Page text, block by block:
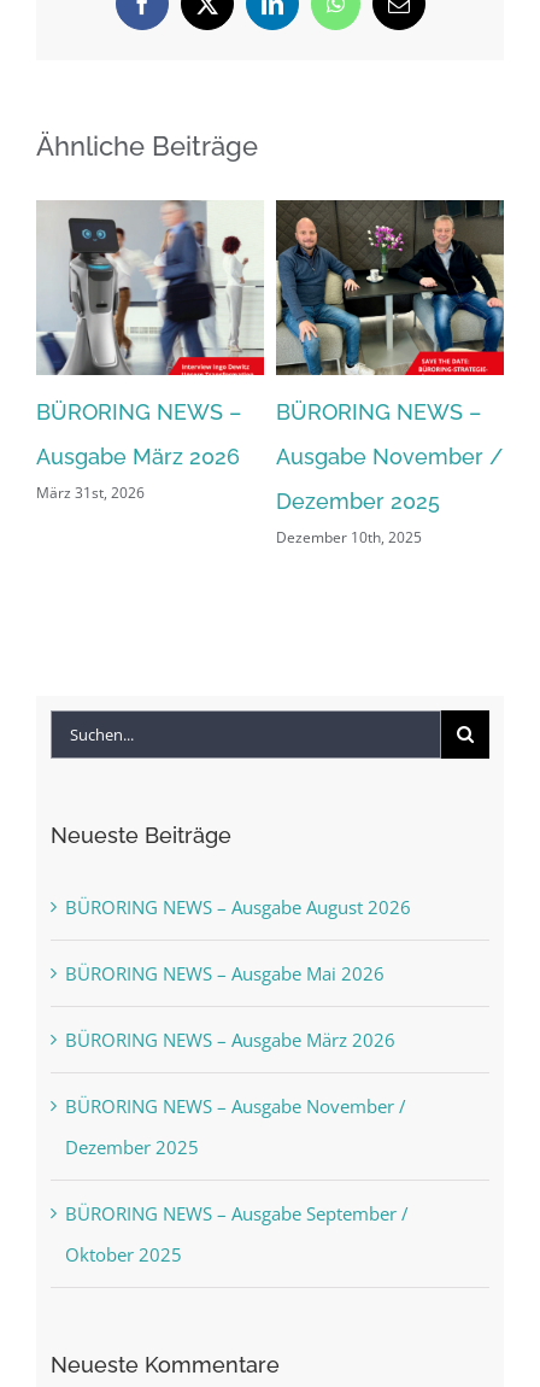
Facebook
X LinkedInWhatsApp
E-
Mail
Ähnliche Beiträge
BÜRORING NEWS –
Ausgabe März 2026
März 31st, 2026
BÜRORING NEWS –
Ausgabe November /
Dezember 2025
Dezember 10th, 2025
Suche
Neueste Beiträge
BÜRORING NEWS – Ausgabe August 2026
BÜRORING NEWS – Ausgabe Mai 2026
BÜRORING NEWS – Ausgabe März 2026
BÜRORING NEWS – Ausgabe November /
Dezember 2025
BÜRORING NEWS – Ausgabe September /
Oktober 2025
Neueste Kommentare